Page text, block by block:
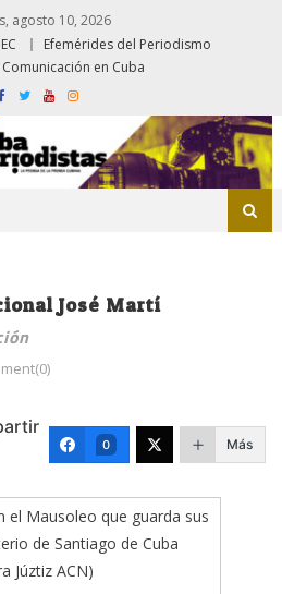
agosto 10, 2026
Efemérides del Periodismo
en Cuba
José Martí
0 Más